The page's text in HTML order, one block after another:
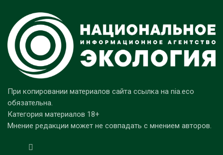
При копировании материалов сайта ссылка на nia.eco
обязательна.
Категория материалов 18+
Мнение редакции может не совпадать с мнением авторов.